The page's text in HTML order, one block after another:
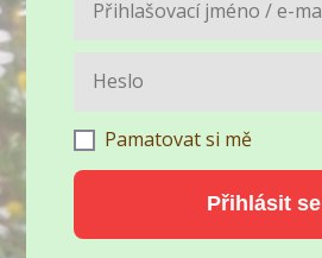
Pamatovat si mě
Přihlásit se